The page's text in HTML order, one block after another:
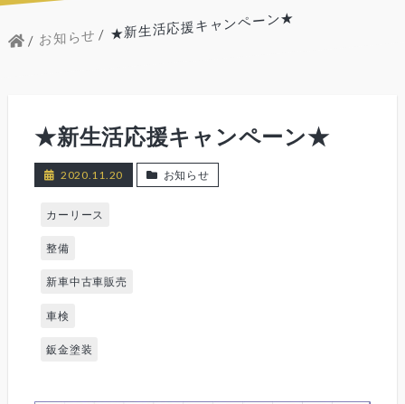
お知らせ ★新生活応援キャンペーン★
★新生活応援キャンペーン★
2020.11.20 お知らせ
カーリース
整備
新車中古車販売
車検
鈑金塗装